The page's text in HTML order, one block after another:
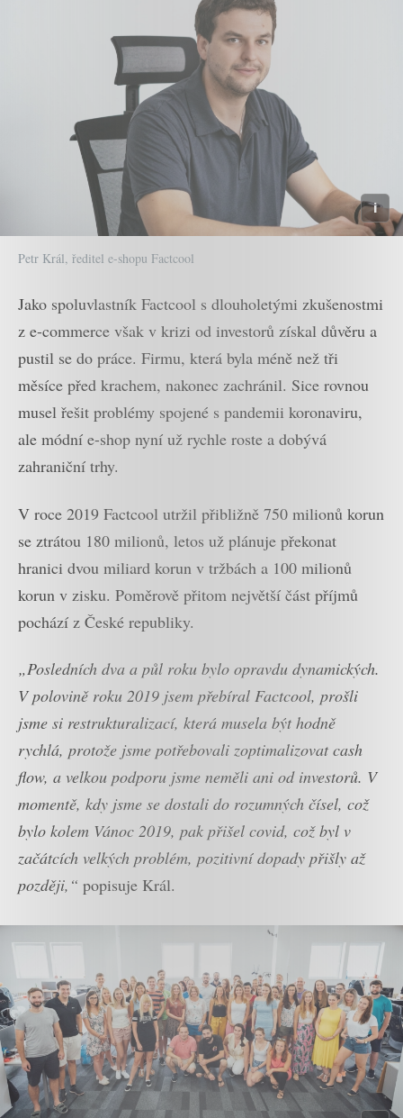
Petr Král, ředitel e-shopu Factcool
Jako spoluvlastník Factcool s dlouholetými zkušenostmi
z e-commerce však v krizi od investorů získal důvěru a
pustil se do práce. Firmu, která byla méně než tři
měsíce před krachem, nakonec zachránil. Sice rovnou
musel řešit problémy spojené s pandemii koronaviru,
ale módní e-shop nyní už rychle roste a dobývá
zahraniční trhy.
V roce 2019 Factcool utržil přibližně 750 milionů korun
se ztrátou 180 milionů, letos už plánuje překonat
hranici dvou miliard korun v tržbách a 100 milionů
korun v zisku. Poměrově přitom největší část příjmů
pochází z České republiky.
„Posledních dva a půl roku bylo opravdu dynamických.
V polovině roku 2019 jsem přebíral Factcool, prošli
jsme si restrukturalizací, která musela být hodně
rychlá, protože jsme potřebovali zoptimalizovat cash
flow, a velkou podporu jsme neměli ani od investorů. V
momentě, kdy jsme se dostali do rozumných čísel, což
bylo kolem Vánoc 2019, pak přišel covid, což byl v
začátcích velkých problém, pozitivní dopady přišly až
později,“ popisuje Král.